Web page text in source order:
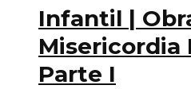
Infantil |
Misericordia
Parte I